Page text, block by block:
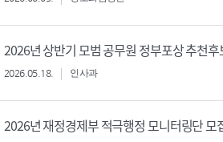
2026년 상반기 모범 공무원 정부포상 추천
2026.05.18. 인사과
2026년 재정경제부 적극행정 모니터링단 모